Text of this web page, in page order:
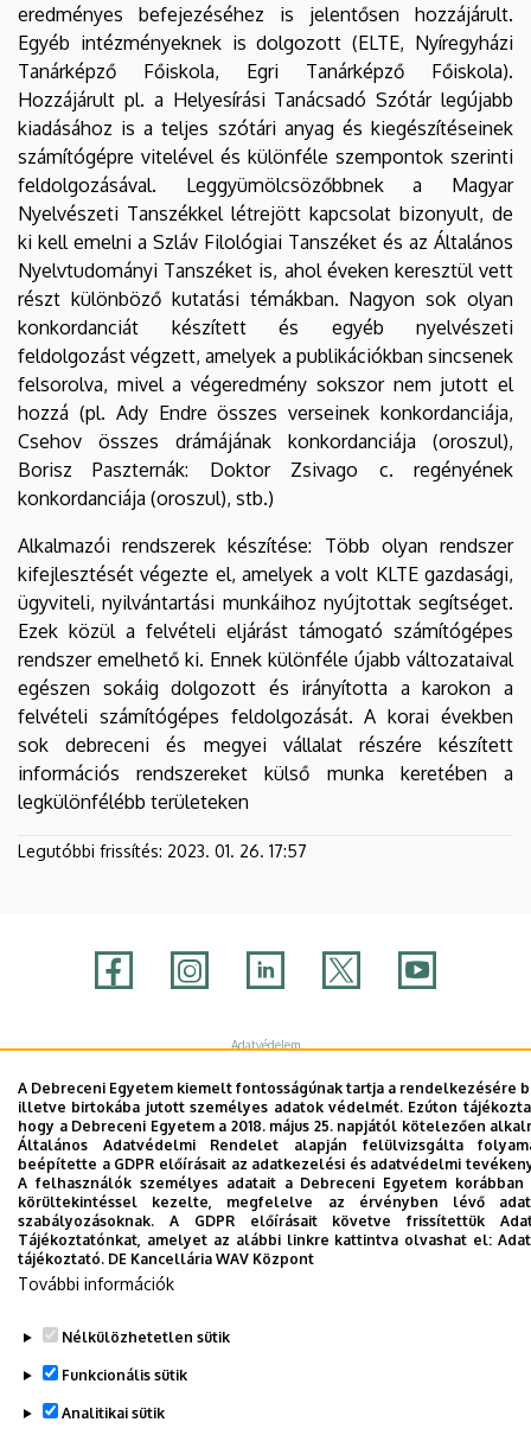
eredményes befejezéséhez is jelentősen hozzájárult.
Egyéb intézményeknek is dolgozott (ELTE, Nyíregyházi
Tanárképző Főiskola, Egri Tanárképző Főiskola).
Hozzájárult pl. a Helyesírási Tanácsadó Szótár legújabb
kiadásához is a teljes szótári anyag és kiegészítéseinek
számítógépre vitelével és különféle szempontok szerinti
feldolgozásával. Leggyümölcsözőbbnek a Magyar
Nyelvészeti Tanszékkel létrejött kapcsolat bizonyult, de
ki kell emelni a Szláv Filológiai Tanszéket és az Általános
Nyelvtudományi Tanszéket is, ahol éveken keresztül vett
részt különböző kutatási témákban. Nagyon sok olyan
konkordanciát készített és egyéb nyelvészeti
feldolgozást végzett, amelyek a publikációkban sincsenek
felsorolva, mivel a végeredmény sokszor nem jutott el
hozzá (pl. Ady Endre összes verseinek konkordanciája,
Csehov összes drámájának konkordanciája (oroszul),
Borisz Paszternák: Doktor Zsivago c. regényének
konkordanciája (oroszul), stb.)
Alkalmazói rendszerek készítése: Több olyan rendszer
kifejlesztését végezte el, amelyek a volt KLTE gazdasági,
ügyviteli, nyilvántartási munkáihoz nyújtottak segítséget.
Ezek közül a felvételi eljárást támogató számítógépes
rendszer emelhető ki. Ennek különféle újabb változataival
egészen sokáig dolgozott és irányította a karokon a
felvételi számítógépes feldolgozását. A korai években
sok debreceni és megyei vállalat részére készített
információs rendszereket külső munka keretében a
legkülönfélébb területeken
Legutóbbi frissítés: 2023. 01. 26. 17:57
Adatvédelem Adatvédelem
Technikai információk
Copyright © 2026 Unideb
A Debreceni Egyetem kiemelt fontosságúnak tartja a rendelkezésére
illetve birtokába jutott személyes adatok védelmét. Ezúton
hogy a Debreceni Egyetem a 2018. május 25. napjától kötelezően
Általános Adatvédelmi Rendelet alapján felülvizsgálta
beépítette a GDPR előírásait az adatkezelési és adatvédelmi
A felhasználók személyes adatait a Debreceni Egyetem
körültekintéssel kezelte, megfelelve az érvényben lévő
szabályozásoknak. A GDPR előírásait követve frissítettük
Tájékoztatónkat, amelyet az alábbi linkre kattintva olvashat el:
tájékoztató. DE Kancellária WAV Központ
További információk
Nélkülözhetetlen sütik
Funkcionális sütik
Analitikai sütik